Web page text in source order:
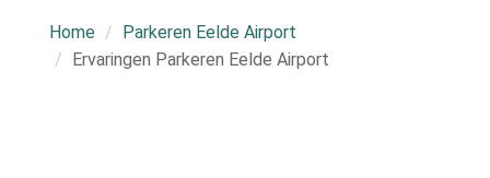
Home
Parkeren Eelde Airport
Ervaringen Parkeren Eelde Airport